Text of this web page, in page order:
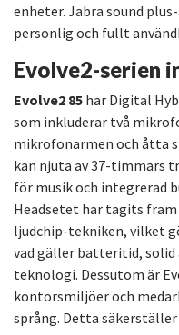
enheter. Jabra sound
personlig och fullt
Evolve2-serien
Evolve2 85 har Digital
som inkluderar två
mikrofonarmen och åtta
kan njuta av 37-timmars
för musik och integrerad
Headsetet har tagits
ljudchip-tekniken, vilket
vad gäller batteritid, solid
teknologi. Dessutom är
kontorsmiljöer och
språng. Detta